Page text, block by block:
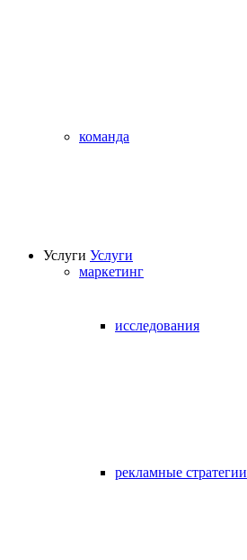
команда
Услуги Услуги
маркетинг
исследования
рекламные стратегии